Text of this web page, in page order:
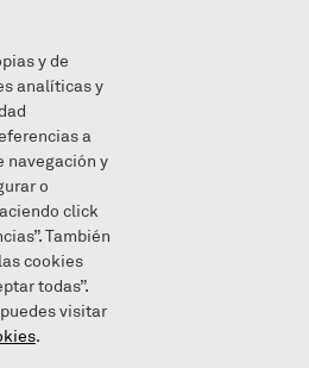
ERAKUSTEN
y de
analíticas y
a
navegación y
o
click
También
cookies
todas”.
visitar
.